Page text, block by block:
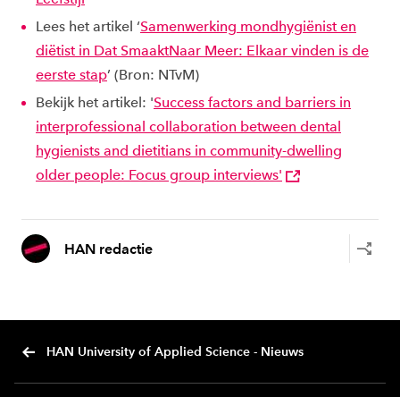
Lees het artikel ‘Samenwerking mondhygiënist en
diëtist in Dat SmaaktNaar Meer: Elkaar vinden is de
eerste stap’ (Bron: NTvM)
Bekijk het artikel: 'Success factors and barriers in
interprofessional collaboration between dental
hygienists and dietitians in community-dwelling
older people: Focus group interviews'
HAN redactie
HAN University of Applied Science - Nieuws